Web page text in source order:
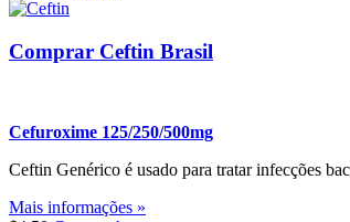
Comprar Ceftin Brasil
Cefuroxime 125/250/500mg
Ceftin Genérico é usado para tratar infecções
Mais informações »